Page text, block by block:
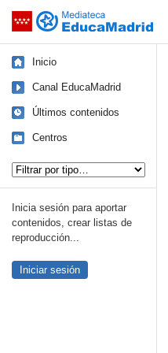
Saltar navegación
Inicio
Canal EducaMadrid
Últimos contenidos
Centros
Inicia sesión para aportar
contenidos, crear listas de
reproducción...
Iniciar sesión